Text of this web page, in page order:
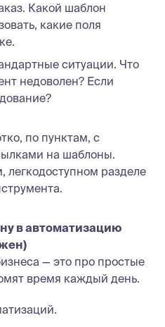
Какой шаблон
какие поля
ситуации. Что
недоволен? Если
по пунктам, с
на шаблоны.
легкодоступном разделе
в автоматизацию
— это про простые
время каждый день.